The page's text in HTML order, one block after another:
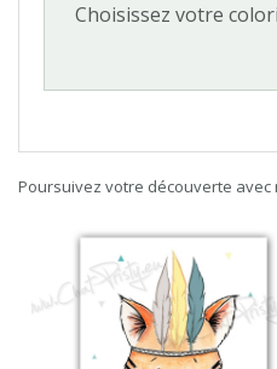
Choisissez votre
Poursuivez votre découverte